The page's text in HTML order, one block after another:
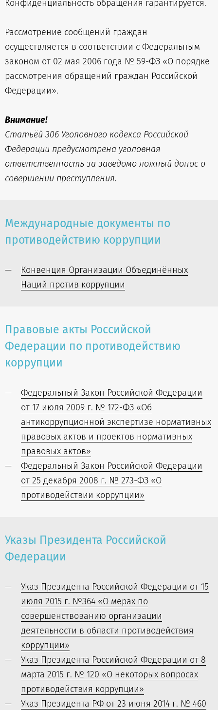
Конфиденциальность обращения гарантируется.
Рассмотрение сообщений граждан
осуществляется в соответствии с Федеральным
законом от 02 мая 2006 года № 59-ФЗ «О порядке
рассмотрения обращений граждан Российской
Федерации».
Внимание!
Статьёй 306 Уголовного кодекса Российской
Федерации предусмотрена уголовная
ответственность за заведомо ложный донос о
совершении преступления.
Международные документы по
противодействию коррупции
Конвенция Организации Объединённых
Наций против коррупции
Правовые акты Российской
Федерации по противодействию
коррупции
Федеральный Закон Российской Федерации
от 17 июля 2009 г. № 172-ФЗ «Об
антикоррупционной экспертизе нормативных
правовых актов и проектов нормативных
правовых актов»
Федеральный Закон Российской Федерации
от 25 декабря 2008 г. № 273-ФЗ «О
противодействии коррупции»
Указы Президента Российской
Федерации
Указ Президента Российской Федерации от 15
июля 2015 г. №364 «О мерах по
совершенствованию организации
деятельности в области противодействия
коррупции»
Указ Президента Российской Федерации от 8
марта 2015 г. № 120 «О некоторых вопросах
противодействия коррупции»
Указ Президента РФ от 23 июня 2014 г. № 460